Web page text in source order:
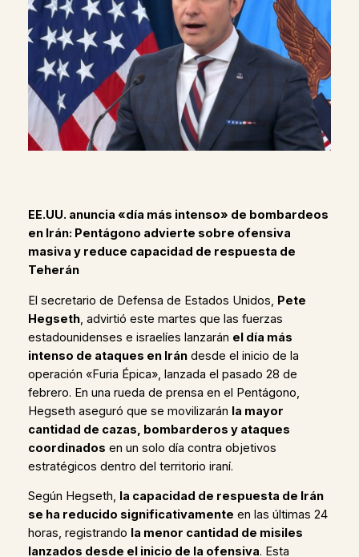
EE.UU. anuncia «día más intenso» de bombardeos
en Irán: Pentágono advierte sobre ofensiva
masiva y reduce capacidad de respuesta de
Teherán
El secretario de Defensa de Estados Unidos, Pete
Hegseth, advirtió este martes que las fuerzas
estadounidenses e israelíes lanzarán el día más
intenso de ataques en Irándesde el inicio de la
operación «Furia Épica», lanzada el pasado 28 de
febrero. En una rueda de prensa en el Pentágono,
Hegseth aseguró que se movilizarán la mayor
cantidad de cazas, bombarderos y ataques
coordinados en un solo día contra objetivos
estratégicos dentro del territorio iraní.
Según Hegseth, la capacidad de respuesta de Irán
se ha reducido significativamente en las últimas 24
horas, registrando la menor cantidad de misiles
lanzados desde el inicio de la ofensiva. Esta